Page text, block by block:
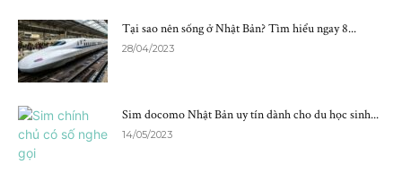
Tại sao nên sống ở Nhật Bản? Tìm hiểu ngay 8...
28/04/2023
Sim docomo Nhật Bản uy tín dành cho du học sinh...
14/05/2023